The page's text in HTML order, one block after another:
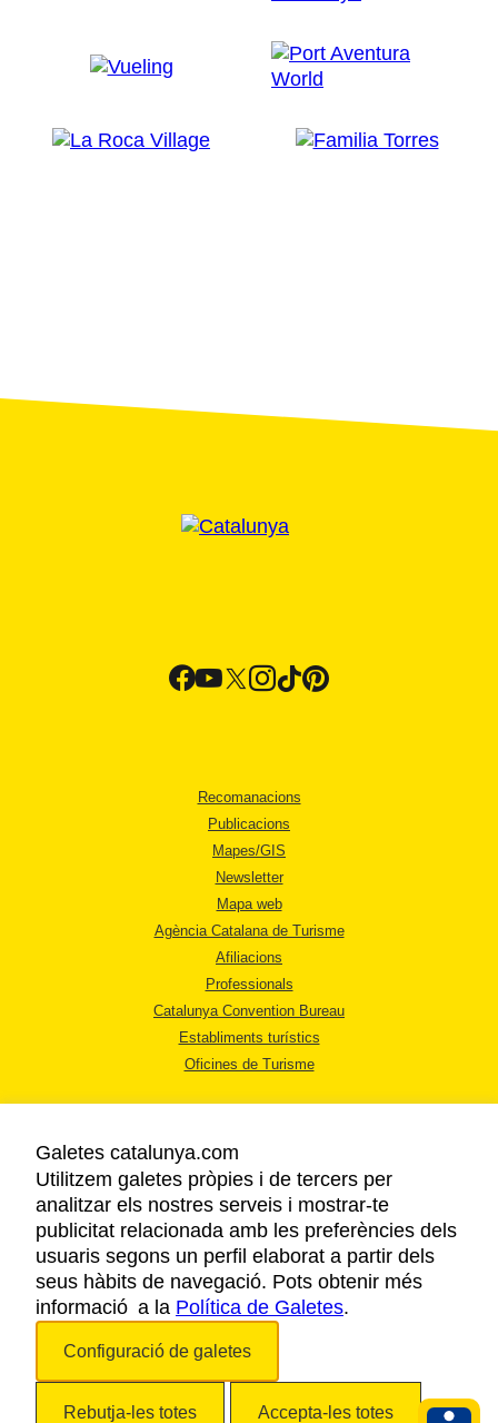
Recomanacions
Publicacions
Mapes/GIS
Newsletter
Mapa web
Agència Catalana de Turisme
Afiliacions
Professionals
Catalunya Convention Bureau
Establiments turístics
Oficines de Turisme
AVÍS LEGAL
POLÍTICA DE PRIVACITAT
COOKIES
ACCESSIBILITAT
Galetes catalunya.com
Utilitzem galetes pròpies i de tercers per
analitzar els nostres serveis i mostrar-te
publicitat relacionada amb les preferències dels
usuaris segons un perfil elaborat a partir dels
seus hàbits de navegació. Pots obtenir més
informació a la Política de Galetes.
Configuració de galetes
Rebutja-les totes Accepta-les totes